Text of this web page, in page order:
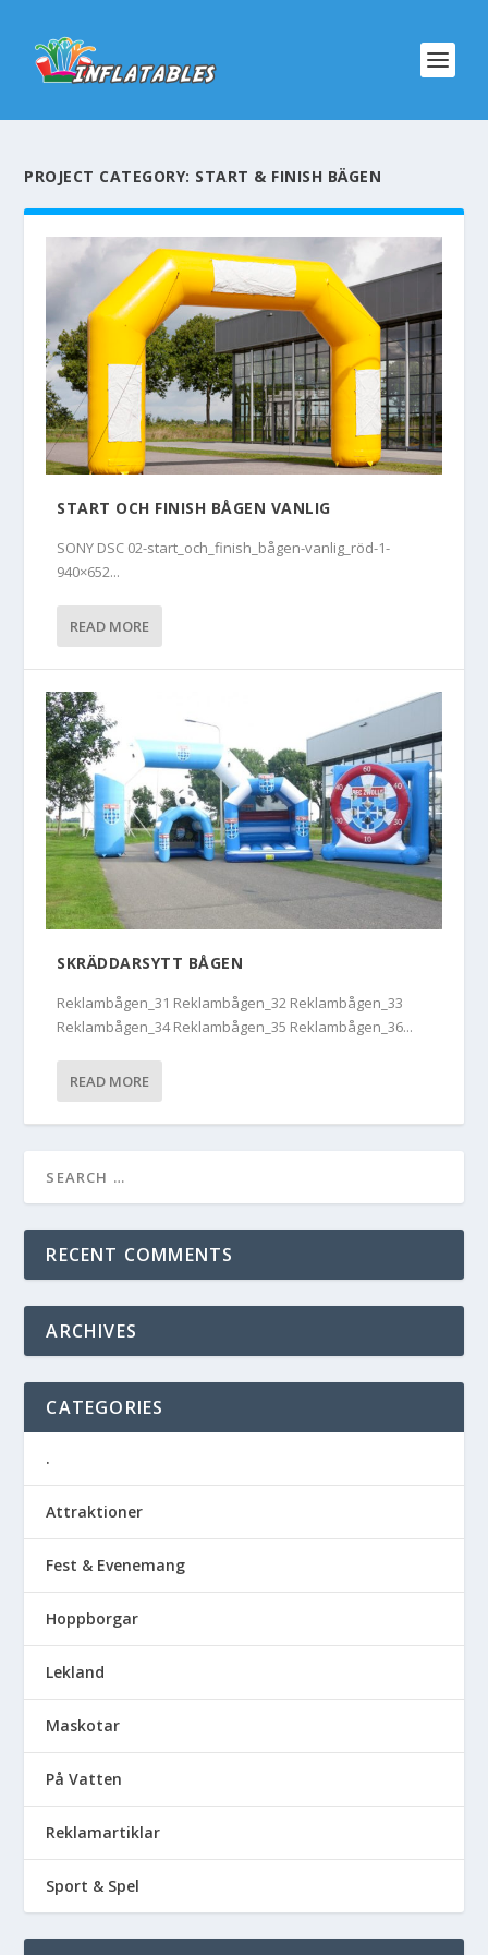
PROJECT CATEGORY: START & FINISH BÄGEN
START OCH FINISH BÅGEN VANLIG
SONY DSC 02-start_och_finish_bågen-vanlig_röd-1-
940×652...
READ MORE
SKRÄDDARSYTT BÅGEN
Reklambågen_31 Reklambågen_32 Reklambågen_33
Reklambågen_34 Reklambågen_35 Reklambågen_36...
READ MORE
RECENT COMMENTS
ARCHIVES
CATEGORIES
.
Attraktioner
Fest & Evenemang
Hoppborgar
Lekland
Maskotar
På Vatten
Reklamartiklar
Sport & Spel